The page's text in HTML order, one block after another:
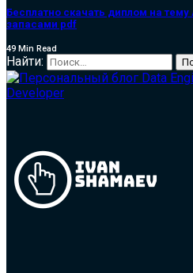
Бесплатно скачать диплом на
запасами pdf
49 Min Read
Найти: